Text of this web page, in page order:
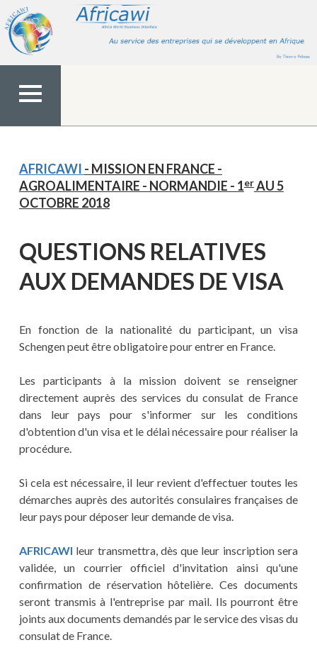
contenu
MENU
AFRICAWI - MISSION EN FRANCE -
AGROALIMENTAIRE - NORMANDIE - 1erAU 5
OCTOBRE 2018
QUESTIONS RELATIVES
AUX DEMANDES DE VISA
En fonction de la nationalité du participant, un visa
Schengen peut être obligatoire pour entrer en France.
Les participants à la mission doivent se renseigner
directement auprès des services du consulat de France
dans leur pays pour s'informer sur les conditions
d'obtention d'un visa et le délai nécessaire pour réaliser la
procédure.
Si cela est nécessaire, il leur revient d'effectuer toutes les
démarches auprès des autorités consulaires françaises de
leur pays pour déposer leur demande de visa.
AFRICAWI leur transmettra, dès que leur inscription sera
validée, un courrier officiel d'invitation ainsi qu'une
confirmation de réservation hôtelière. Ces documents
seront transmis à l'entreprise par mail. Ils pourront être
joints aux documents demandés par le service des visas du
consulat de France.